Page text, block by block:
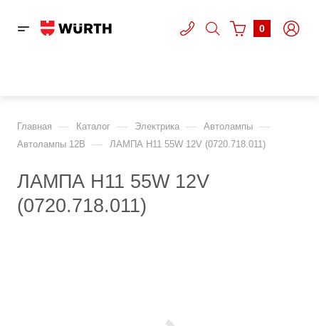
0
Главная — Каталог — Электрика — Автолампы —
Автолампы 12В — ЛАМПА H11 55W 12V (0720.718.011)
ЛАМПА H11 55W 12V
(0720.718.011)